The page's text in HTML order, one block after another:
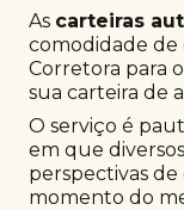
As carteiras
comodidade de
Corretora para
sua carteira de
O serviço é
em que
perspectivas
momento do